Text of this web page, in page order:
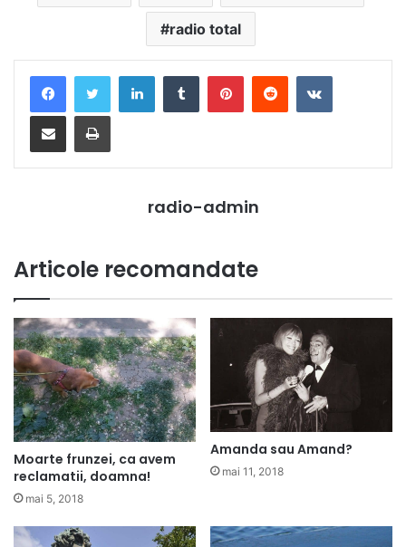
radio total
LinkedInTumblrPinterestRedditVKontakte
Distribuie prin mail Tipărește
radio-admin
Articole recomandate
Moarte frunzei, ca avem
reclamatii, doamna!
mai 5, 2018
Amanda sau Amand?
mai 11, 2018